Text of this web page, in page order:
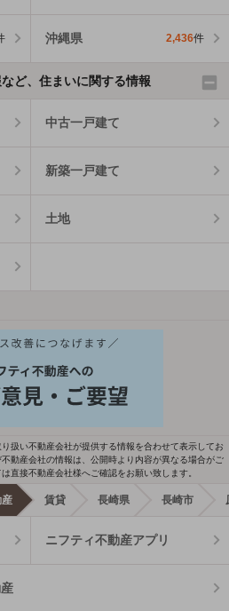
沖縄県 2,436件
ど、住まいに関する情報
中古一戸建て
新築一戸建て
土地
扱い不動産会社が提供する情報を合わせて表示してお
動産会社の情報は、公開時より内容が異なる場合がご
直接不動産会社様へご確認をお願い致します。
賃貸 長崎県 長崎市
ニフティ不動産アプリ